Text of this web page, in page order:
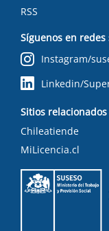
RSS
Síguenos en redes
Instagram/
Linkedin/
Sitios relacionados
Chileatiende
MiLicencia.cl